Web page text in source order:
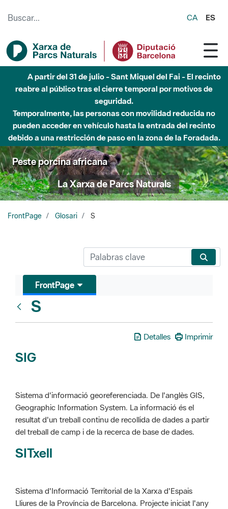
CA ES
A partir del 31 de julio - Sant Miquel del Fai - El recinto
reabre al público tras el cierre temporal por motivos de
seguridad.
Temporalmente, las personas con movilidad reducida no
pueden acceder en vehículo hasta la entrada del recinto
debido a una restricción de paso en la zona de la Foradada.
Peste porcina africana
La Xarxa de Parcs Naturals
FrontPage Glosari S
FrontPage
S
Detalles Imprimir
SIG
Sistema d'informació georeferenciada. De l'anglès GIS,
Geographic Information System. La informació és el
resultat d'un treball continu de recollida de dades a partir
del treball de camp i de la recerca de base de dades.
SITxell
Sistema d'Informació Territorial de la Xarxa d'Espais
Lliures de la Província de Barcelona. Projecte iniciat l'any